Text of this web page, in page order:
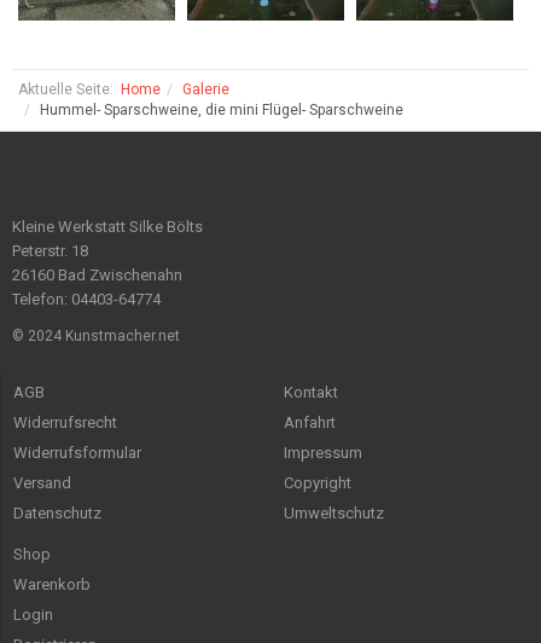
Aktuelle Seite: Home
Galerie
Hummel- Sparschweine, die mini Flügel- Sparschweine
Kleine Werkstatt Silke Bölts
Peterstr. 18
26160 Bad Zwischenahn
Telefon: 04403-64774
© 2024 Kunstmacher.net
AGB
Widerrufsrecht
Widerrufsformular
Versand
Datenschutz
Kontakt
Anfahrt
Impressum
Copyright
Umweltschutz
Shop
Warenkorb
Login